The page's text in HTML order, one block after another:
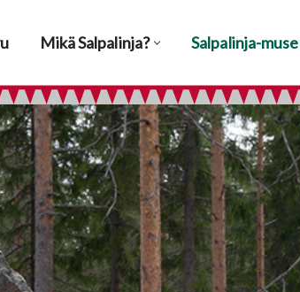
Mikä Salpalinja? Salpalinja-
Museo
Ulkomuseoalue
Näyttelyt
Kokoelmat &
Saapuminen